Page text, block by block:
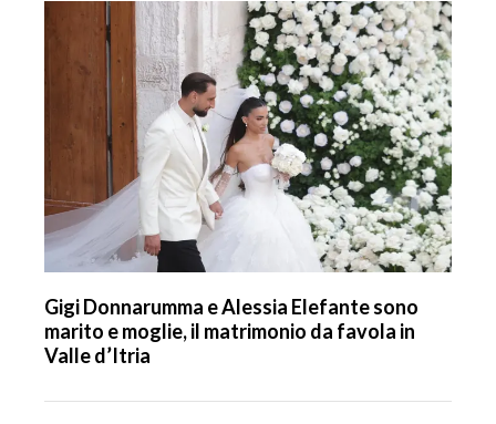
Gigi Donnarumma e Alessia Elefante sono
marito e moglie, il matrimonio da favola in
Valle d’Itria